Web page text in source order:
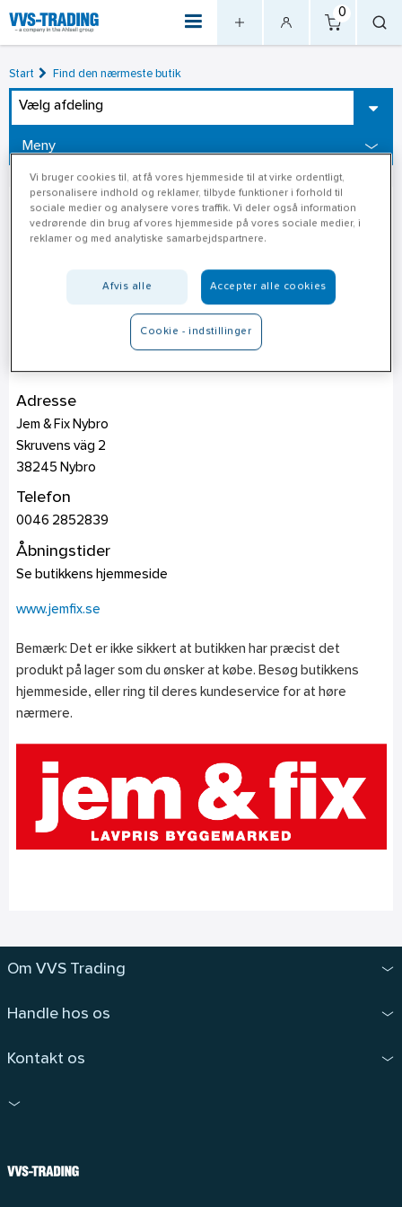
0
Start Find den nærmeste butik
Vælg afdeling
Meny
Adresse
Jem & Fix Nybro
Skruvens väg 2
38245 Nybro
Telefon
0046 2852839
Åbningstider
Se butikkens hjemmeside
www.jemfix.se
Bemærk: Det er ikke sikkert at butikken har præcist det
produkt på lager som du ønsker at købe. Besøg butikkens
hjemmeside, eller ring til deres kundeservice for at høre
nærmere.
Om VVS Trading
Handle hos os
Kontakt os
Vi bruger cookies til, at få vores hjemmeside til at virke ordentligt,
personalisere indhold og reklamer, tilbyde funktioner i forhold til
sociale medier og analysere vores traffik. Vi deler også information
vedrørende din brug af vores hjemmeside på vores sociale medier, i
reklamer og med analytiske samarbejdspartnere.
Afvis alle Accepter alle cookies
Cookie - indstillinger